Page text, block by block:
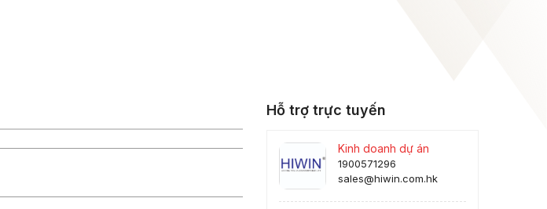
Hỗ trợ trực tuyến
Kinh doanh dự án
1900571296
sales@hiwin.com.hk